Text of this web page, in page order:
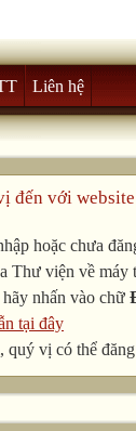
Liên hệ
đến với
hoặc chưa
Thư viện về máy
nhấn vào chữ
tại đây
quý vị có thể